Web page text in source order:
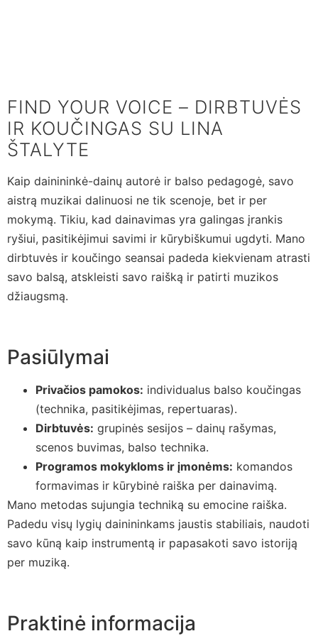
FIND YOUR VOICE – DIRBTUVĖS
IR KOUČINGAS SU LINA
ŠTALYTE
Kaip dainininkė-dainų autorė ir balso pedagogė, savo
aistrą muzikai dalinuosi ne tik scenoje, bet ir per
mokymą. Tikiu, kad dainavimas yra galingas įrankis
ryšiui, pasitikėjimui savimi ir kūrybiškumui ugdyti. Mano
dirbtuvės ir koučingo seansai padeda kiekvienam atrasti
savo balsą, atskleisti savo raišką ir patirti muzikos
džiaugsmą.
Pasiūlymai
Privačios pamokos: individualus balso koučingas
(technika, pasitikėjimas, repertuaras).
Dirbtuvės: grupinės sesijos – dainų rašymas,
scenos buvimas, balso technika.
Programos mokykloms ir įmonėms: komandos
formavimas ir kūrybinė raiška per dainavimą.
Mano metodas sujungia techniką su emocine raiška.
Padedu visų lygių dainininkams jaustis stabiliais, naudoti
savo kūną kaip instrumentą ir papasakoti savo istoriją
per muziką.
Praktinė informacija